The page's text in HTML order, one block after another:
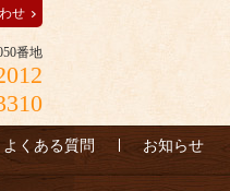
番地
せ
よくある質問 お知らせ